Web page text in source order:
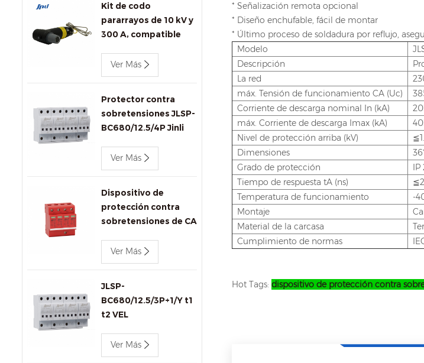
Kit de codo
pararrayos de 10 kV y
300 A, compatible
transformadores y
conectores.
Ver Más
Protector contra
sobretensiones JLSP-
BC680/12.5/4P Jinli
Ver Más
Dispositivo de
protección contra
sobretensiones de CA
SPD JLSP-
GA440/80/4P
Ver Más
JLSP-
BC680/12.5/3P+1/Y t1
t2 VEL
Ver Más
* Señalización remota opcional
* Diseño enchufable, fácil de montar
* Último proceso de soldadura por reflujo,
Modelo
Descripción
La red
máx. Tensión de funcionamiento CA (Uc)
Corriente de descarga nominal In (kA)
máx. Corriente de descarga Imax (kA)
Nivel de protección arriba (kV)
Dimensiones
Grado de protección
Tiempo de respuesta tA (ns)
Temperatura de funcionamiento
-
Montaje
Material de la carcasa
Cumplimiento de normas
Hot Tags: dispositivo de protección contra